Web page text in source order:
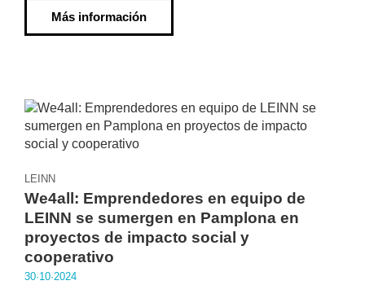
Más información
LEINN
We4all: Emprendedores en equipo de
LEINN se sumergen en Pamplona en
proyectos de impacto social y
cooperativo
30·10·2024